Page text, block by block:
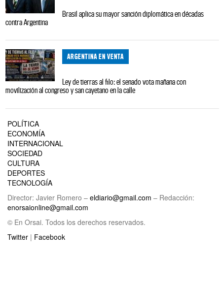
Brasil aplica su mayor sanción diplomática en décadas
contra Argentina
ARGENTINA EN VENTA
Ley de tierras al filo: el senado vota mañana con
movilización al congreso y san cayetano en la calle
POLÍTICA
ECONOMÍA
INTERNACIONAL
SOCIEDAD
CULTURA
DEPORTES
TECNOLOGÍA
Director: Javier Romero – eldiario@gmail.com – Redacción:
enorsaionline@gmail.com
© En Orsai. Todos los derechos reservados.
Twitter | Facebook